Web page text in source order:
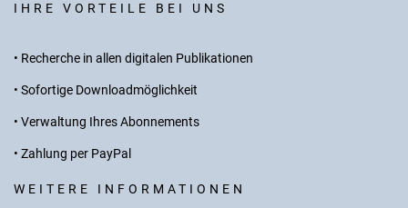
IHRE VORTEILE BEI UNS
• Recherche in allen digitalen Publikationen
• Sofortige Downloadmöglichkeit
• Verwaltung Ihres Abonnements
• Zahlung per PayPal
WEITERE INFORMATIONEN